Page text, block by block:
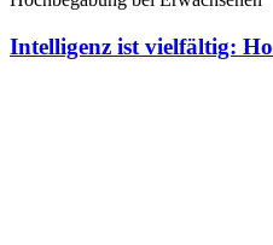
Intelligenz ist vielfältig: